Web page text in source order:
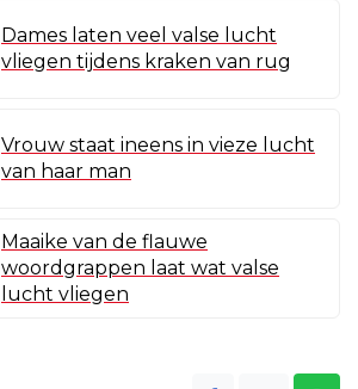
Dames laten veel valse lucht
vliegen tijdens kraken van rug
Vrouw staat ineens in vieze lucht
van haar man
Maaike van de flauwe
woordgrappen laat wat valse
lucht vliegen